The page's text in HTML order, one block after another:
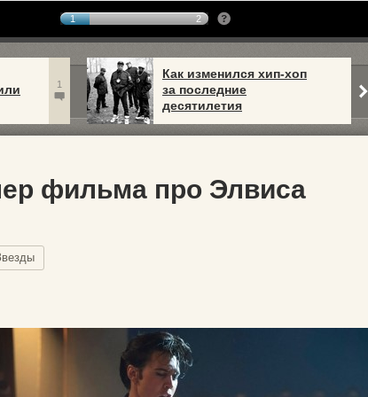
1 2
1
Как изменился хип-хоп
за последние
десятилетия
фильма про Элвиса